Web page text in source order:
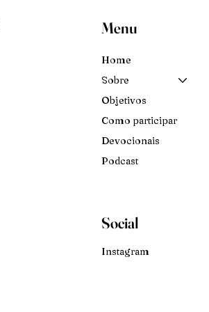
Menu
Home
Sobre
Objetivos
Como participar
Devocionais
Podcast
Social
Instagram